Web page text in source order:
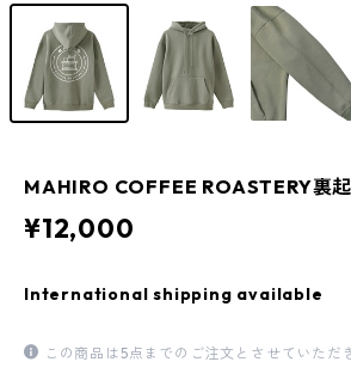
MAHIRO COFFEE ROASTERY裏
¥12,000
International shipping available
この商品は5点までのご注文とさせていただ